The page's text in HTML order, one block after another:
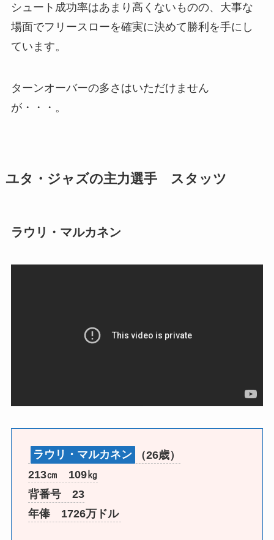
シュート成功率はあまり高くないものの、大事な
場面でフリースローを確実に決めて勝利を手にし
ています。
ターンオーバーの多さはいただけません
が・・・。
ユタ・ジャズの主力選手 スタッツ
ラウリ・マルカネン
ラウリ・マルカネン
（26歳）
213㎝ 109㎏
背番号 23
年俸 1726万ドル